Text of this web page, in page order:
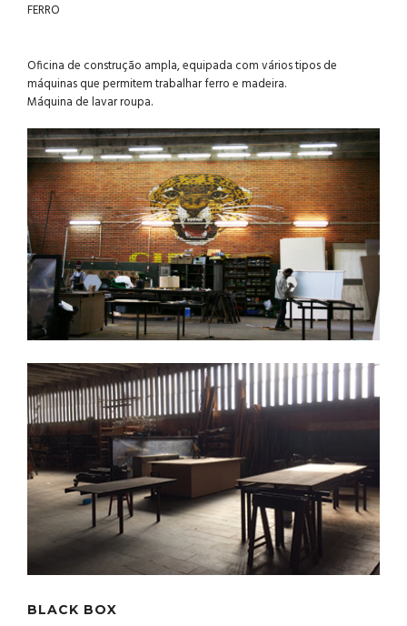
FERRO
Oficina de construção ampla, equipada com vários tipos de
máquinas que permitem trabalhar ferro e madeira.
Máquina de lavar roupa.
BLACK BOX